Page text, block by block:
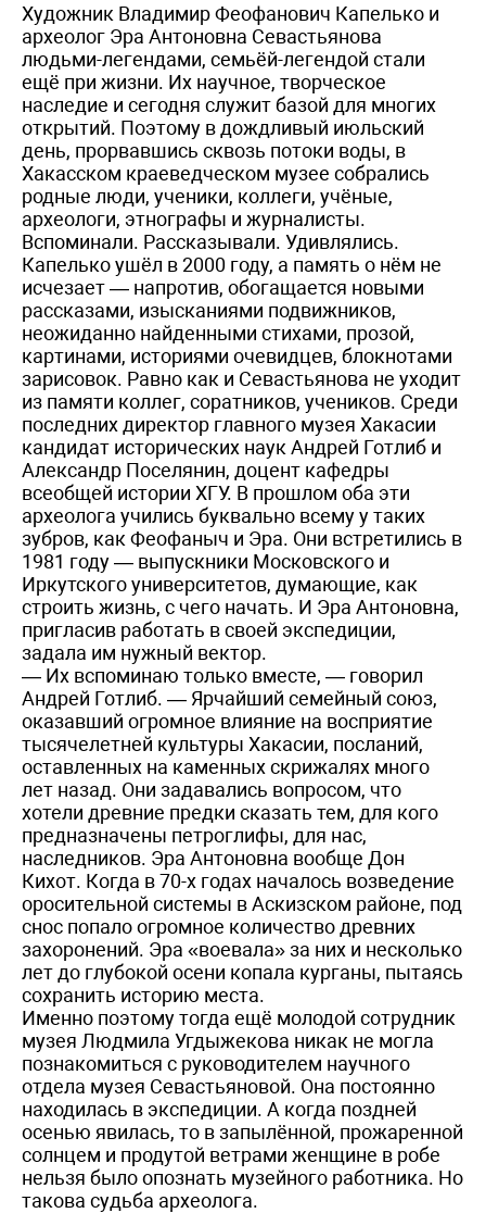
Художник Владимир Феофанович Капелько и
археолог Эра Антоновна Севастьянова
людьми-легендами, семьёй-легендой стали
ещё при жизни. Их научное, творческое
наследие и сегодня служит базой для многих
открытий. Поэтому в дождливый июльский
день, прорвавшись сквозь потоки воды, в
Хакасском краеведческом музее собрались
родные люди, ученики, коллеги, учёные,
археологи, этнографы и журналисты.
Вспоминали. Рассказывали. Удивлялись.
Капелько ушёл в 2000 году, а память о нём не
исчезает — напротив, обогащается новыми
рассказами, изысканиями подвижников,
неожиданно найденными стихами, прозой,
картинами, историями очевидцев, блокнотами
зарисовок. Равно как и Севастьянова не уходит
из памяти коллег, соратников, учеников. Среди
последних директор главного музея Хакасии
кандидат исторических наук Андрей Готлиб и
Александр Поселянин, доцент кафедры
всеобщей истории ХГУ. В прошлом оба эти
археолога учились буквально всему у таких
зубров, как Феофаныч и Эра. Они встретились в
1981 году — выпускники Московского и
Иркутского университетов, думающие, как
строить жизнь, с чего начать. И Эра Антоновна,
пригласив работать в своей экспедиции,
задала им нужный вектор.
— Их вспоминаю только вместе, — говорил
Андрей Готлиб. — Ярчайший семейный союз,
оказавший огромное влияние на восприятие
тысячелетней культуры Хакасии, посланий,
оставленных на каменных скрижалях много
лет назад. Они задавались вопросом, что
хотели древние предки сказать тем, для кого
предназначены петроглифы, для нас,
наследников. Эра Антоновна вообще Дон
Кихот. Когда в 70-х годах началось возведение
оросительной системы в Аскизском районе, под
снос попало огромное количество древних
захоронений. Эра «воевала» за них и несколько
лет до глубокой осени копала курганы, пытаясь
сохранить историю места.
Именно поэтому тогда ещё молодой сотрудник
музея Людмила Угдыжекова никак не могла
познакомиться с руководителем научного
отдела музея Севастьяновой. Она постоянно
находилась в экспедиции. А когда поздней
осенью явилась, то в запылённой, прожаренной
солнцем и продутой ветрами женщине в робе
нельзя было опознать музейного работника. Но
такова судьба археолога.